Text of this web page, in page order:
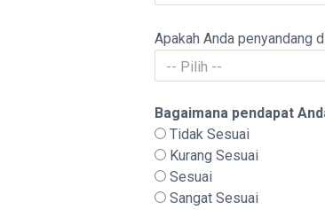
Apakah Anda penyandang
-- Pilih --
Bagaimana pendapat
Tidak Sesuai
Kurang Sesuai
Sesuai
Sangat Sesuai